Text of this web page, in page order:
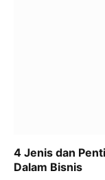
4 Jenis dan
Dalam Bisnis